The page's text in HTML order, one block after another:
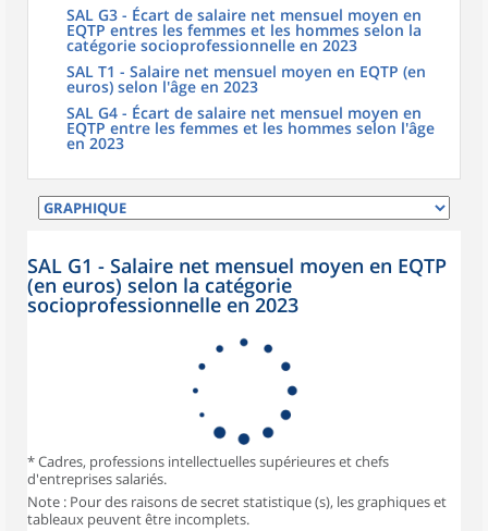
SAL G3 - Écart de salaire net mensuel moyen en
EQTP entres les femmes et les hommes selon la
catégorie socioprofessionnelle en 2023
SAL T1 - Salaire net mensuel moyen en EQTP (en
euros) selon l'âge en 2023
SAL G4 - Écart de salaire net mensuel moyen en
EQTP entre les femmes et les hommes selon l'âge
en 2023
SAL G1 - Salaire net mensuel moyen en EQTP
(en euros) selon la catégorie
socioprofessionnelle en 2023
* Cadres, professions intellectuelles supérieures et chefs
d'entreprises salariés.
Note : Pour des raisons de secret statistique (s), les graphiques et
tableaux peuvent être incomplets.